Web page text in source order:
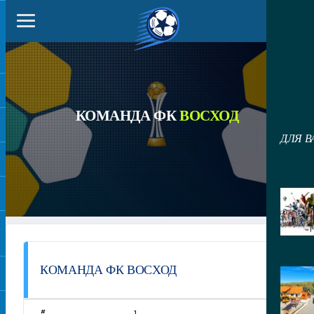
ДЛЯ
КОМАНДА ФКВОСХОД
КОМАНДА ФК ВОСХОД
1